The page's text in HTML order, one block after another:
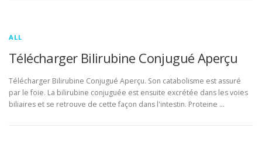
ALL
Télécharger Bilirubine Conjugué Aperçu
Télécharger Bilirubine Conjugué Aperçu. Son catabolisme est assuré
par le foie. La bilirubine conjuguée est ensuite excrétée dans les voies
biliaires et se retrouve de cette façon dans l'intestin. Proteine …